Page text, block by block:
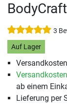
3
Auf Lager
ab einem
Lieferung per